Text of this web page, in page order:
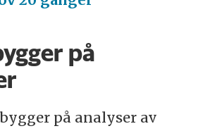
på
på analyser av